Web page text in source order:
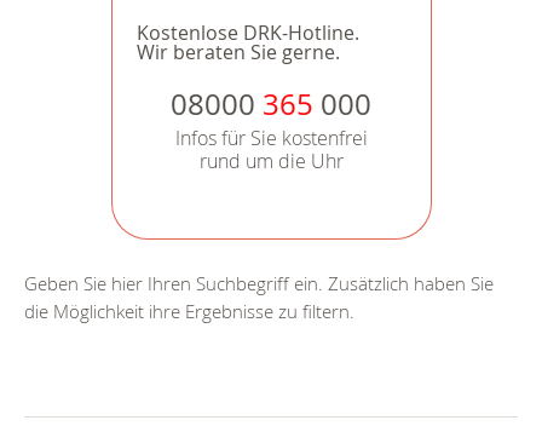
Kostenlose DRK-Hotline.
Wir beraten Sie gerne.
08000 365 000
Infos für Sie kostenfrei
rund um die Uhr
Geben Sie hier Ihren Suchbegriff ein. Zusätzlich haben Sie
die Möglichkeit ihre Ergebnisse zu filtern.